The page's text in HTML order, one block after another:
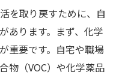
を取り戻すために、自
あります。まず、化学
重要です。自宅や職場
物（VOC）や化学薬品